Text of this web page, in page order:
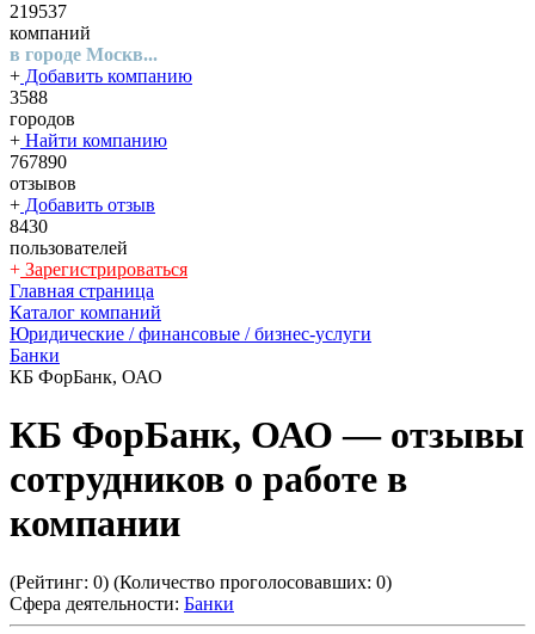
219537
компаний
в городе Москв...
+ Добавить компанию
3588
городов
+ Найти компанию
767890
отзывов
+ Добавить отзыв
8430
пользователей
+ Зарегистрироваться
Главная страница
Каталог компаний
Юридические / финансовые / бизнес-услуги
Банки
КБ ФорБанк, ОАО
КБ ФорБанк, ОАО — отзывы
сотрудников о работе в
компании
(Рейтинг: 0) (Количество проголосовавших: 0)
Сфера деятельности: Банки